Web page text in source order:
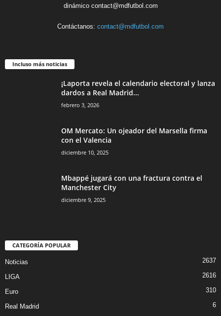
dinámico contact@mdfutbol.com
Contáctanos: contact@mdfutbol.com
Incluso más noticias
¡Laporta revela el calendario electoral y lanza
dardos a Real Madrid...
febrero 3, 2026
OM Mercato: Un ojeador del Marsella firma
con el Valencia
diciembre 10, 2025
Mbappé jugará con una fractura contra el
Manchester City
diciembre 9, 2025
CATEGORÍA POPULAR
Noticias 2637
LIGA 2616
Euro 310
Real Madrid 6